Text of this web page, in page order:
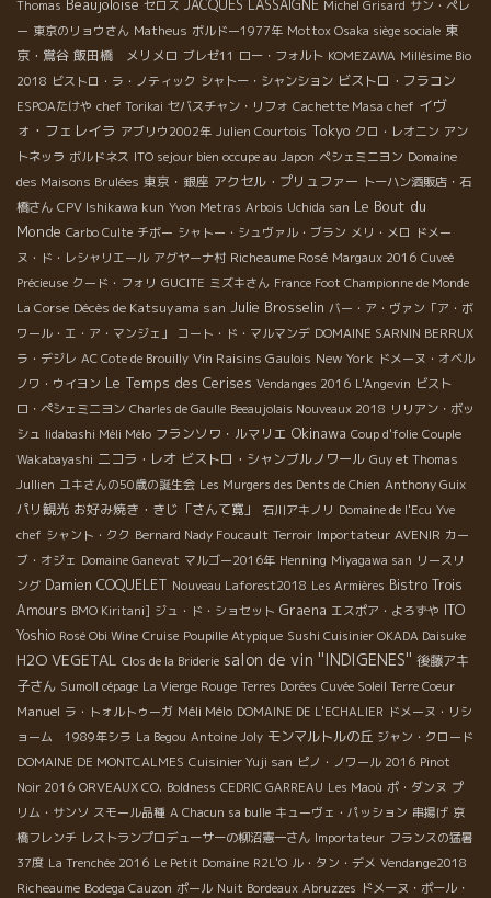
Thomas Beaujoloise セロス JACQUES LASSAIGNE Michel Grisard サン・ペレ
ー 東京のリョウさん Matheus ボルドー1977年 Mottox Osaka siège sociale 東
京・鴬谷 飯田橋 メリメロ ブレゼ11 ロー・フォルト KOMEZAWA Millésime Bio
2018 ビストロ・ラ・ノティック シャトー・シャンション ビストロ・フラコン
ESPOAたけや chef Torikai セバスチャン・リフォ Cachette Masa chef イヴ
ォ・フェレイラ アブリウ2002年 Julien Courtois Tokyo クロ・レオニン アン
トネッラ ボルドネス ITO sejour bien occupe au Japon ペシェミニヨン Domaine
des Maisons Brulées 東京・銀座 アクセル・プリュファー トーハン酒販店・石
橋さん CPV Ishikawa kun Yvon Metras Arbois Uchida san Le Bout du
Monde Carbo Culte チボー シャトー・シュヴァル・ブラン メリ・メロ ドメー
ヌ・ド・レシャリエール アグヤーナ村 Richeaume Rosé Margaux 2016 Cuveé
Précieuse クード・フォリ GUCITE ミズキさん France Foot Championne de Monde
La Corse Décès de Katsuyama san Julie Brosselin バー・ア・ヴァン「ア・ボ
ワール・エ・ア・マンジェ」
コート・ド・マルマンデ DOMAINE SARNIN BERRUX
ラ・デジレ AC Cote de Brouilly Vin Raisins Gaulois New York ドメーヌ・オベル
ノワ・ウイヨン Le Temps des Cerises Vendanges 2016 L'Angevin ビスト
ロ・ペシェミニヨン Charles de Gaulle Beeaujolais Nouveaux 2018 リリアン・ボッ
シュ Iidabashi Méli Mélo フランソワ・ルマリエ Okinawa Coup d'folie Couple
Wakabayashi ニコラ・レオ ビストロ・シャンブルノワール Guy et Thomas
Jullien ユキさんの50歳の誕生会 Les Murgers des Dents de Chien Anthony Guix
パリ観光 お好み焼き・きじ「さんて寛」 石川アキノリ Domaine de l'Ecu Yve
chef シャント・クク Bernard Nady Foucault Terroir Importateur AVENIR カー
ブ・オジェ Domaine Ganevat マルゴー2016年 Henning Miyagawa san リースリ
ング Damien COQUELET Nouveau Laforest2018 Les Armières Bistro Trois
Amours BMO Kiritani] ジュ・ド・ショセット Graena エスポア・よろずや ITO
Yoshio Rosé Obi Wine Cruise Poupille Atypique Sushi Cuisinier OKADA Daisuke
H2O VEGETAL Clos de la Briderie salon de vin ''INDIGENES'' 後藤アキ
子さん Sumoll cépage La Vierge Rouge Terres Dorées Cuvée Soleil Terre Coeur
Manuel ラ・トォルトゥーガ Méli Mélo DOMAINE DE L'ECHALIER ドメーヌ・リシ
ョーム 1989年シラ La Begou Antoine Joly モンマルトルの丘 ジャン・クロード
DOMAINE DE MONTCALMES Cuisinier Yuji san ピノ・ノワール 2016 Pinot
Noir 2016 ORVEAUX CO. Boldness CEDRIC GARREAU Les Maoù ポ・ダンヌ プ
リム・サンソ スモール品種 A Chacun sa bulle キューヴェ・パッション 串揚げ 京
橋フレンチ レストランプロデューサーの柳沼憲一さん Importateur フランスの猛暑
37度 La Trenchée 2016 Le Petit Domaine R2L'O ル・タン・デメ Vendange2018
Richeaume Bodega Cauzon ポール Nuit Bordeaux Abruzzes ドメーヌ・ポール・